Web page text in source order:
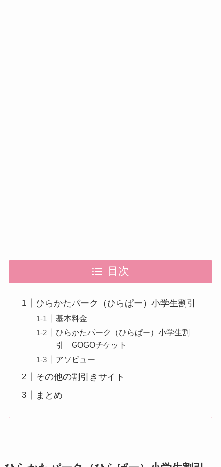
目次
ひらかたパーク（ひらぱー）小学生割引
基本料金
ひらかたパーク（ひらぱー）小学生割
引 GOGOチケット
アソビュー
その他の割引きサイト
まとめ